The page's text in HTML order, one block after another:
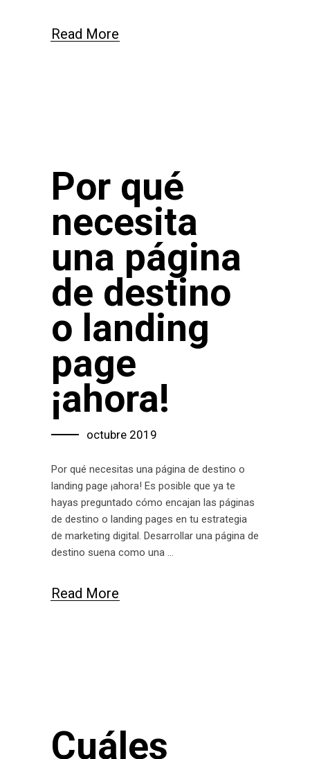
Read More
Por qué
necesita
una página
de destino
o landing
page
¡ahora!
octubre 2019
Por qué necesitas una página de destino o
landing page ¡ahora! Es posible que ya te
hayas preguntado cómo encajan las páginas
de destino o landing pages en tu estrategia
de marketing digital. Desarrollar una página de
destino suena como una
Read More
Cuáles